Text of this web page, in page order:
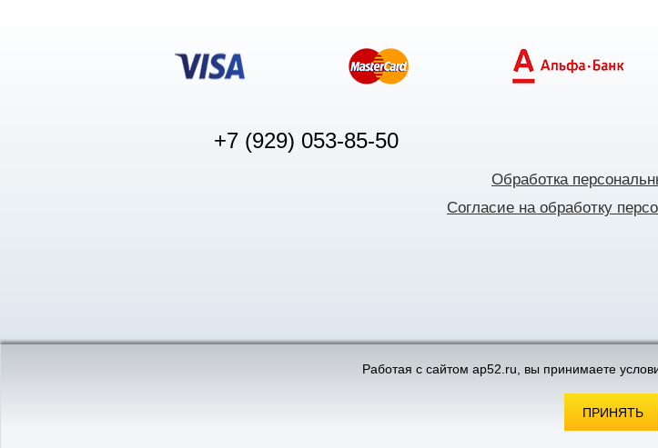
+7 (929) 053-85-50
Обработка
Согласие на обработку
Работая с сайтом ap52.ru, вы принимаете
ПРИНЯТЬ